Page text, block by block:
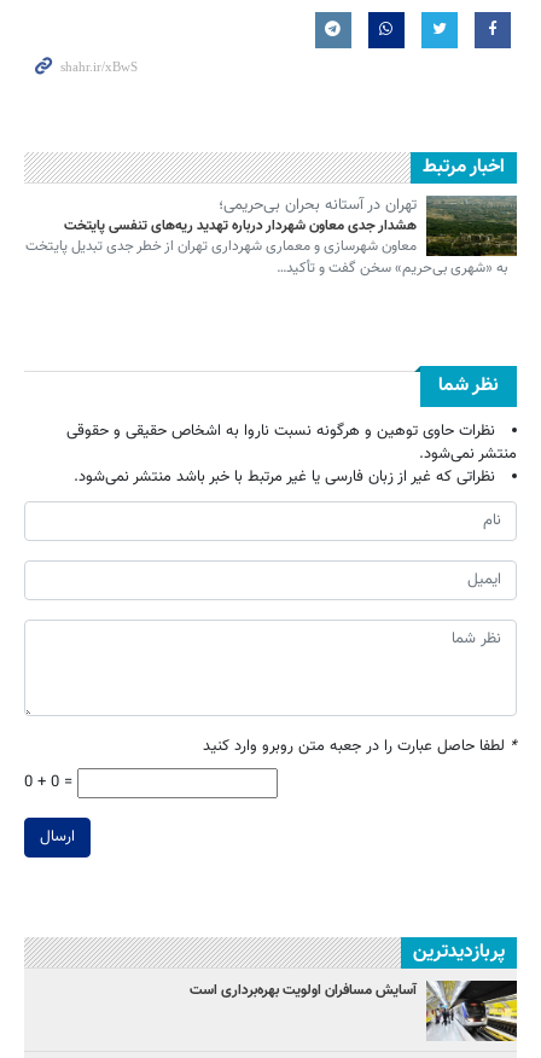
اخبار مرتبط
تهران در آستانه بحران بی‌حریمی؛
هشدار جدی معاون شهردار درباره تهدید ریه‌های تنفسی پایتخت
معاون شهرسازی و معماری شهرداری تهران از خطر جدی تبدیل پایتخت
به «شهری بی‌حریم» سخن گفت و تأکید…
نظر شما
نظرات حاوی توهین و هرگونه نسبت ناروا به اشخاص حقیقی و حقوقی
منتشر نمی‌شود.
نظراتی که غیر از زبان فارسی یا غیر مرتبط با خبر باشد منتشر نمی‌شود.
* لطفا حاصل عبارت را در جعبه متن روبرو وارد کنید
0 + 0 =
ارسال
پربازدیدترین
آسایش مسافران اولویت بهره‌برداری است